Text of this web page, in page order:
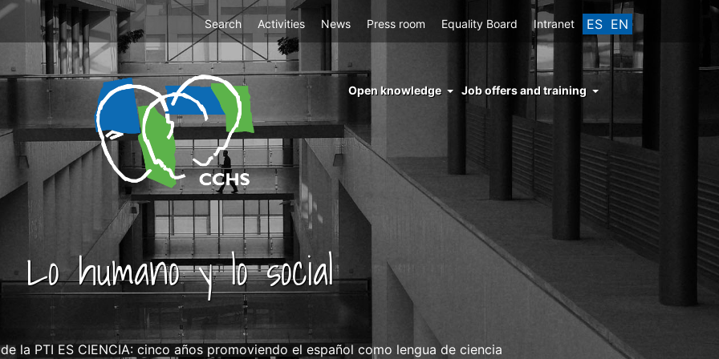
ES EN
Top
Menu
Search Activities News Press room Equality Board Intranet
menu
cchs
conocimiento
abierto
Open knowledge Job offers and training
Lo humano y lo social
la PTI ES CIENCIA: cinco años promoviendo el español como lengua de ciencia